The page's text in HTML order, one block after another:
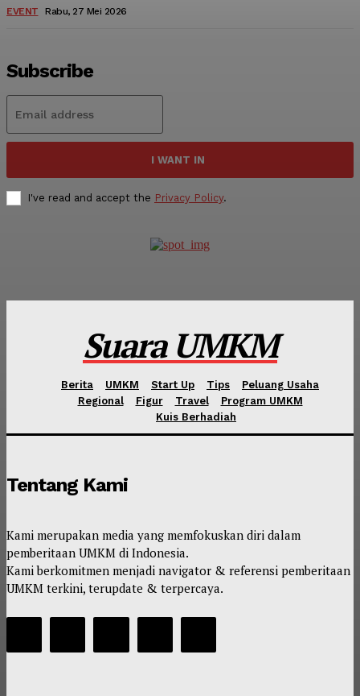
EVENT Rabu, 27 Mei 2026
Subscribe
I WANT IN
I've read and accept the Privacy Policy.
Suara UMKM
Berita UMKM Start Up Tips
Peluang Usaha
Regional
Figur Travel
Program UMKM
Kuis Berhadiah
Tentang Kami
Kami merupakan media yang memfokuskan diri dalam
pemberitaan UMKM di Indonesia.
Kami berkomitmen menjadi navigator & referensi pemberitaan
UMKM terkini, terupdate & terpercaya.